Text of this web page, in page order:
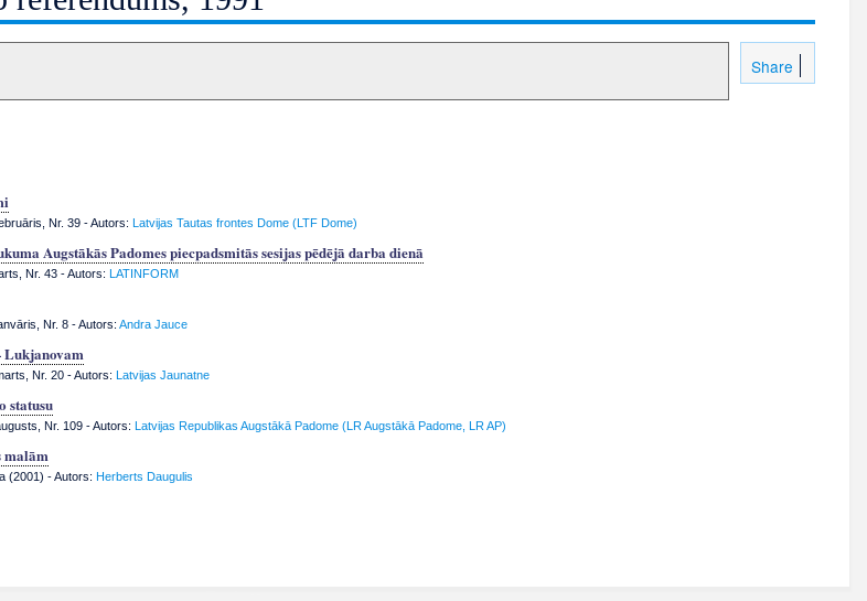
Share
Nr. 39- Autors: Latvijas Tautas frontes Dome (LTF Dome)
Augstākās Padomes piecpadsmitās sesijas pēdējā darba dienā
Nr. 43- Autors: LATINFORM
Nr. 8- Autors: Andra Jauce
Nr. 20- Autors: Latvijas Jaunatne
statusu
Nr. 109- Autors: Latvijas Republikas Augstākā Padome (LR Augstākā Padome, LR AP)
malām
(2001) - Autors: Herberts Daugulis